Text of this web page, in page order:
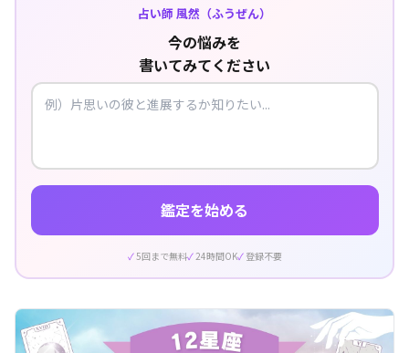
占い師 風然（ふうぜん）
今の悩みを
書いてみてください
鑑定を始める
5回まで無料 24時間OK 登録不要